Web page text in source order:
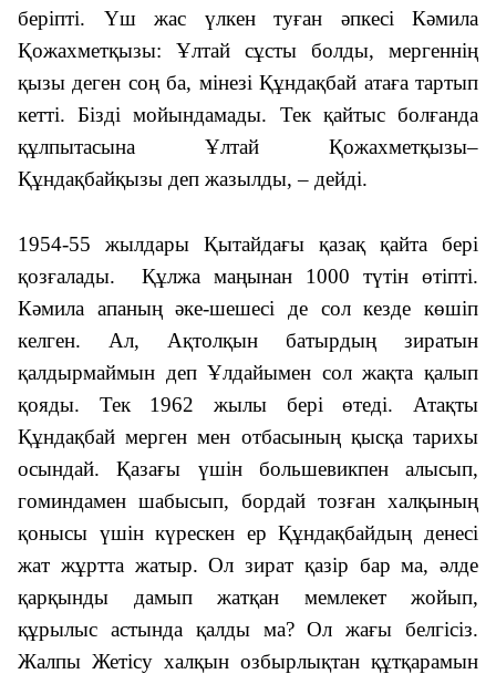
беріпті. Үш жас үлкен туған әпкесі Кәмила
Қожахметқызы: Ұлтай сұсты болды, мергеннің
қызы деген соң ба, мінезі Құндақбай атаға тартып
кетті. Бізді мойындамады. Тек қайтыс болғанда
құлпытасына Ұлтай Қожахметқызы–
Құндақбайқызы деп жазылды, – дейді.
1954-55 жылдары Қытайдағы қазақ қайта бері
қозғалады. Құлжа маңынан 1000 түтін өтіпті.
Кәмила апаның әке-шешесі де сол кезде көшіп
келген. Ал, Ақтолқын батырдың зиратын
қалдырмаймын деп Ұлдайымен сол жақта қалып
қояды. Тек 1962 жылы бері өтеді. Атақты
Құндақбай мерген мен отбасының қысқа тарихы
осындай. Қазағы үшін большевикпен алысып,
гоминдамен шабысып, бордай тозған халқының
қонысы үшін күрескен ер Құндақбайдың денесі
жат жұртта жатыр. Ол зират қазір бар ма, әлде
қарқынды дамып жатқан мемлекет жойып,
құрылыс астында қалды ма? Ол жағы белгісіз.
Жалпы Жетісу халқын озбырлықтан құтқарамын